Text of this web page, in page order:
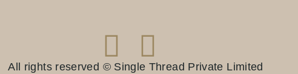
All rights reserved © Single Thread Private Limited